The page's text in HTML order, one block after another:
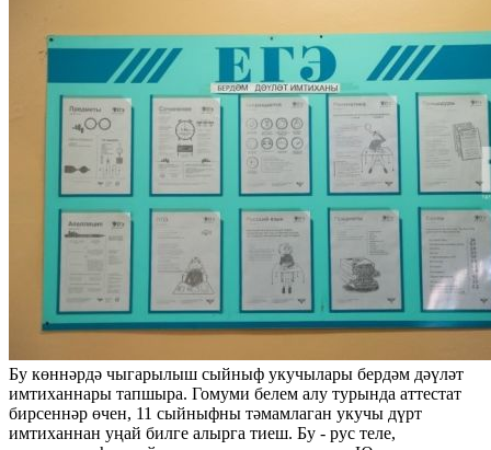
Бу көннәрдә чыгарылыш сыйныф укучылары бердәм дәүләт
имтиханнары тапшыра. Гомуми белем алу турында аттестат
бирсеннәр өчен, 11 сыйныфны тәмамлаган укучы дүрт
имтиханнан уңай билге алырга тиеш. Бу - рус теле,